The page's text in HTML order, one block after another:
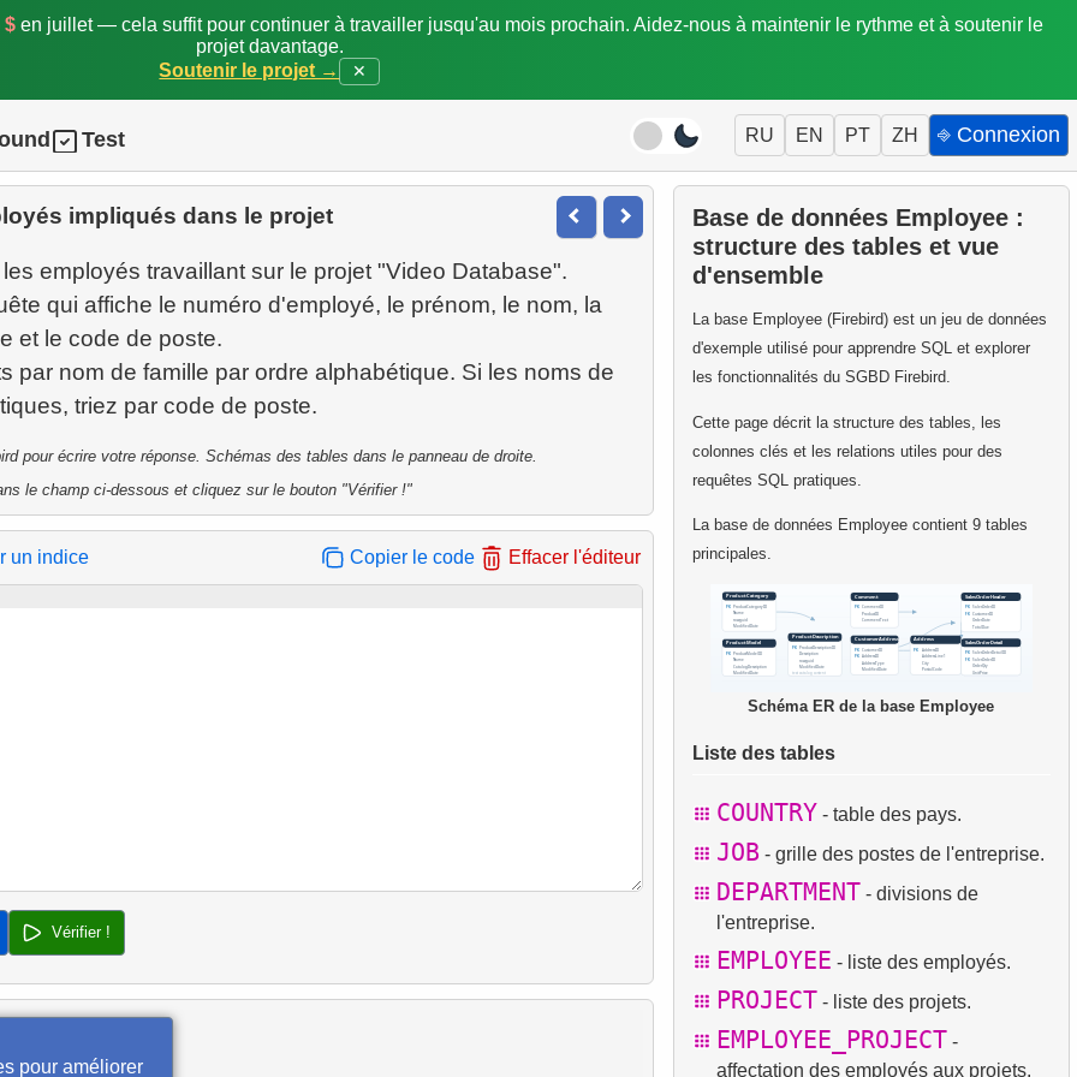
$en juillet — cela suffit pour continuer à travailler jusqu'au mois prochain. Aidez-nous à maintenir le rythme et à soutenir le
projet davantage.
Soutenir le projet →
✕
Test RU EN PT ZH ⎆ Connexion
impliqués dans le projet
employés travaillant sur le projet "Video Database".
qui affiche le numéro d'employé, le prénom, le nom, la
et le code de poste.
par nom de famille par ordre alphabétique. Si les noms de
pour écrire votre réponse. Schémas des tables dans le panneau de droite.
le champ ci-dessous et cliquez sur le bouton "Vérifier !"
un indice Copier le code Effacer l'éditeur
Vérifier !
Base de données Employee :
structure des tables et vue
d'ensemble
La base Employee (Firebird) est un jeu de données
d'exemple utilisé pour apprendre SQL et explorer
les fonctionnalités du SGBD Firebird.
Cette page décrit la structure des tables, les
colonnes clés et les relations utiles pour des
requêtes SQL pratiques.
La base de données Employee contient 9 tables
principales.
Schéma ER de la base Employee
Liste des tables
COUNTRY - table des pays.
JOB - grille des postes de l'entreprise.
DEPARTMENT - divisions de
l'entreprise.
EMPLOYEE - liste des employés.
PROJECT - liste des projets.
EMPLOYEE_PROJECT -
affectation des employés aux projets.
pour améliorer